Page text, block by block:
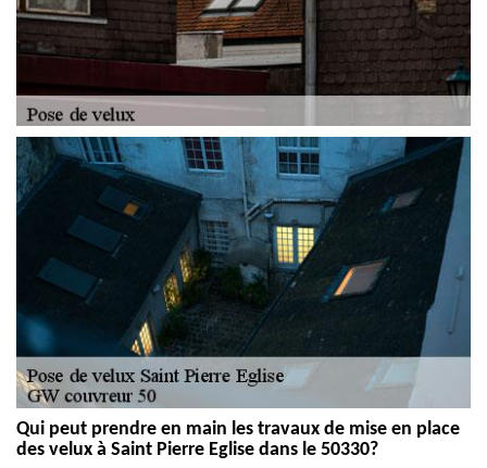
Qui peut prendre en main les travaux de mise en place
des velux à Saint Pierre Eglise dans le 50330?